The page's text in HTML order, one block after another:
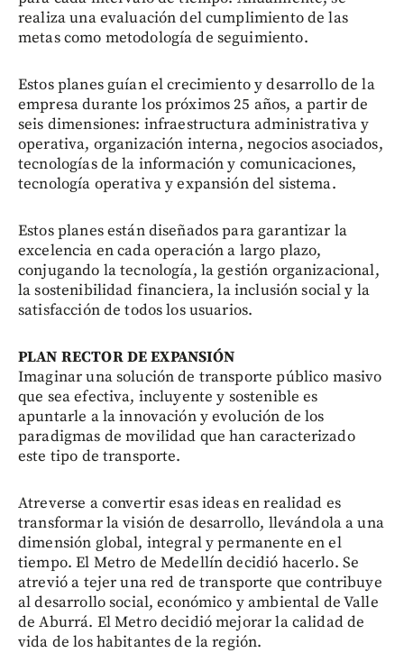
realiza una evaluación del cumplimiento de las
metas como metodología de seguimiento.
Estos planes guían el crecimiento y desarrollo de la
empresa durante los próximos 25 años, a partir de
seis dimensiones: infraestructura administrativa y
operativa, organización interna, negocios asociados,
tecnologías de la información y comunicaciones,
tecnología operativa y expansión del sistema.
Estos planes están diseñados para garantizar la
excelencia en cada operación a largo plazo,
conjugando la tecnología, la gestión organizacional,
la sostenibilidad financiera, la inclusión social y la
satisfacción de todos los usuarios.
PLAN RECTOR DE EXPANSIÓN
Imaginar una solución de transporte público masivo
que sea efectiva, incluyente y sostenible es
apuntarle a la innovación y evolución de los
paradigmas de movilidad que han caracterizado
este tipo de transporte.
Atreverse a convertir esas ideas en realidad es
transformar la visión de desarrollo, llevándola a una
dimensión global, integral y permanente en el
tiempo. El Metro de Medellín decidió hacerlo. Se
atrevió a tejer una red de transporte que contribuye
al desarrollo social, económico y ambiental de Valle
de Aburrá. El Metro decidió mejorar la calidad de
vida de los habitantes de la región.